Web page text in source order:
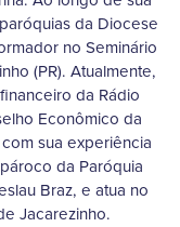
da Diocese
no Seminário
(PR). Atualmente,
da Rádio
Econômico da
sua experiência
da Paróquia
Braz, e atua no
Jacarezinho.